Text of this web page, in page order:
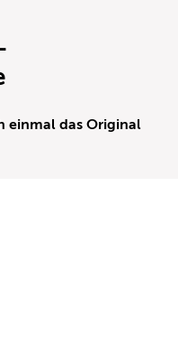
einmal das Original